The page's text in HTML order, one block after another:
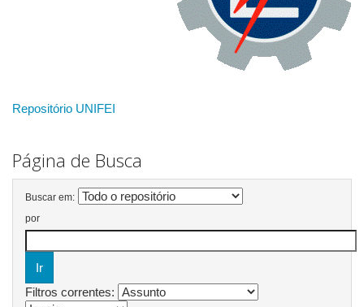
Repositório UNIFEI
Página de Busca
Buscar em:
por
Filtros correntes: